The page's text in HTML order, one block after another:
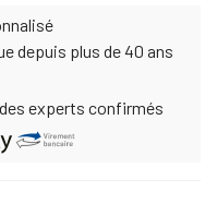
depuis plus de 40 ans
experts confirmés